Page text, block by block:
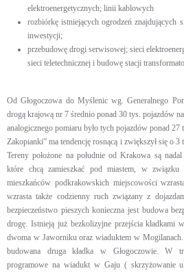
elektroenergetycznych; linii kablowych
rozbiórkę istniejących ogrodzeń znajdujących
inwestycji;
przebudowę drogi serwisowej; sieci
sieci teletechnicznej i budowę stacji
Od Głogoczowa do Myślenic wg. Generalnego
drogą krajową nr 7 średnio ponad 30 tys. pojazdów
analogicznego pomiaru było tych pojazdów ponad
Zakopianki” ma tendencję rosnącą i zwiększył się o
Tereny położone na południe od Krakowa są
które chcą zamieszkać pod miastem, w
mieszkańców podkrakowskich miejscowości
wzrasta także codzienny ruch związany z
bezpieczeństwo pieszych konieczna jest budowa
drogę. Istnieją już bezkolizyjne przejścia kładkami
dwoma w Jaworniku oraz wiaduktem w Mogilanach.
budowana druga kładka w Głogoczowie. W
programowe na wiadukt w Gaju ( skrzyżowanie